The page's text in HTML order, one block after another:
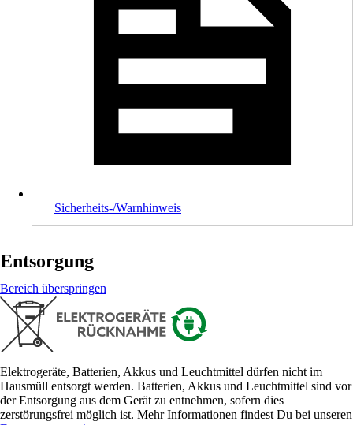
Sicherheits-/Warnhinweis
Entsorgung
Bereich überspringen
Elektrogeräte, Batterien, Akkus und Leuchtmittel dürfen nicht im
Hausmüll entsorgt werden. Batterien, Akkus und Leuchtmittel sind vor
der Entsorgung aus dem Gerät zu entnehmen, sofern dies
zerstörungsfrei möglich ist. Mehr Informationen findest Du bei unseren